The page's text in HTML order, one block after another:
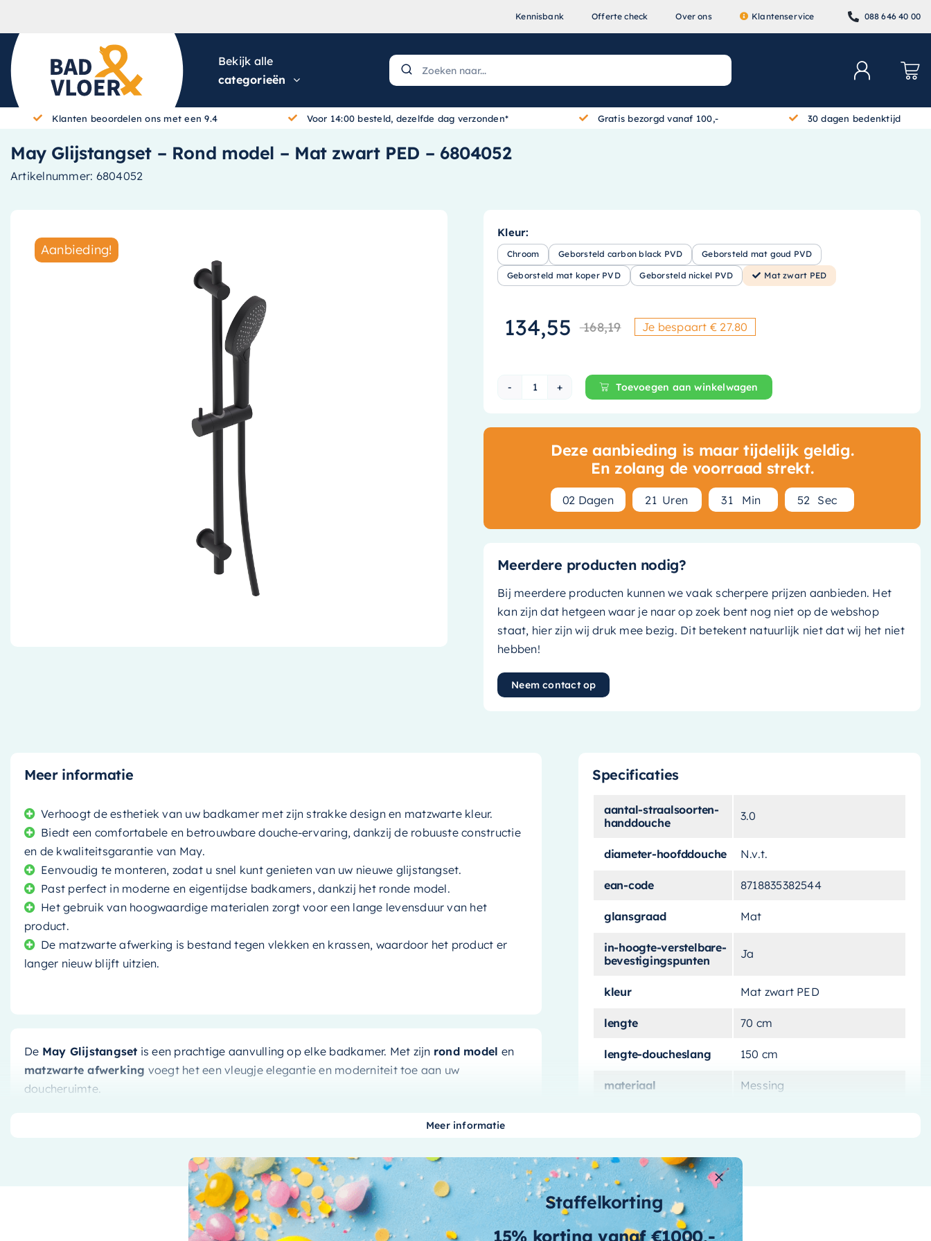
Kennisbank Offerte check Over ons Klantenservice 088 646 40 00
Bekijk alle
categorieën
Klanten beoordelen ons met een 9.4 Voor 14:00 besteld, dezelfde dag verzonden* Gratis bezorgd vanaf 100,- 30 dagen bedenktijd
May Glijstangset – Rond model – Mat zwart PED – 6804052
Artikelnummer: 6804052
Aanbieding!
Kleur:
Chroom Geborsteld carbon black PVD Geborsteld mat goud PVD
Geborsteld mat koper PVD Geborsteld nickel PVD Mat zwart PED
168,19 Oorspronkelijke prijs was: €
134,55 Huidige prijs is: € 134,55.
Je bespaart € 27.80
May Glijstangset - Rond model - Mat zwart PED - 6804052 aantal
Toevoegen aan winkelwagen
Deze aanbieding is maar tijdelijk geldig.
En zolang de voorraad strekt.
02 Dagen 21 Uren 31 Min 51 Sec
Meerdere producten nodig?
Bij meerdere producten kunnen we vaak scherpere prijzen aanbieden. Het
kan zijn dat hetgeen waar je naar op zoek bent nog niet op de webshop
staat, hier zijn wij druk mee bezig. Dit betekent natuurlijk niet dat wij het niet
hebben!
Neem contact op
Meer informatie
Verhoogt de esthetiek van uw badkamer met zijn strakke design en matzwarte kleur.
Biedt een comfortabele en betrouwbare douche-ervaring, dankzij de robuuste constructie
en de kwaliteitsgarantie van May.
Eenvoudig te monteren, zodat u snel kunt genieten van uw nieuwe glijstangset.
Past perfect in moderne en eigentijdse badkamers, dankzij het ronde model.
Het gebruik van hoogwaardige materialen zorgt voor een lange levensduur van het
product.
De matzwarte afwerking is bestand tegen vlekken en krassen, waardoor het product er
langer nieuw blijft uitzien.
De May Glijstangset is een prachtige aanvulling op elke badkamer. Met zijn rond model en
matzwarte afwerking voegt het een vleugje elegantie en moderniteit toe aan uw
doucheruimte.
Als product van het gerenommeerde merkMay, kunt u erop vertrouwen dat deze glijstangset
van topkwaliteit is. May staat bekend om zijn betrouwbare en duurzame badkamerproducten,
en deze glijstangset is daar geen uitzondering op. Het is gemaakt van hoogwaardige
materialen die bestand zijn tegen dagelijks gebruik, waardoor het product een lange
Specificaties
aantal-straalsoorten-
handdouche
3.0
diameter-hoofddouche N.v.t.
ean-code 8718835382544
glansgraad Mat
in-hoogte-verstelbare-
bevestigingspunten
Ja
kleur Mat zwart PED
lengte 70 cm
lengte-doucheslang 150 cm
materiaal Messing
met-doucheslang Ja
met-glijstang Ja
Meer informatie
Staffelkorting
15% korting vanaf €1000,-